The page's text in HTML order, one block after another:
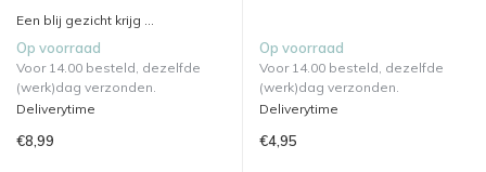
Een blij gezicht krijg ...
Op voorraad
Voor 14.00 besteld, dezelfde
(werk)dag verzonden.
Deliverytime
€8,99
Op voorraad
Voor 14.00 besteld, dezelfde
(werk)dag verzonden.
Deliverytime
€4,95